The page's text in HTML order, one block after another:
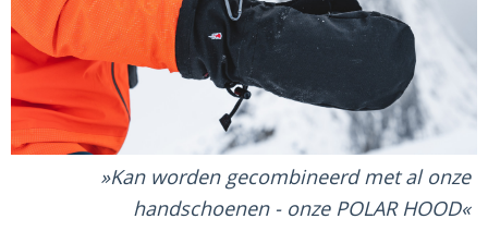
Kan worden gecombineerd met al onze
handschoenen - onze POLAR HOOD